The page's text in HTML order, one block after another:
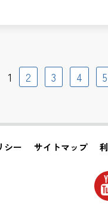
1 2 3 4 5
シー サイトマップ